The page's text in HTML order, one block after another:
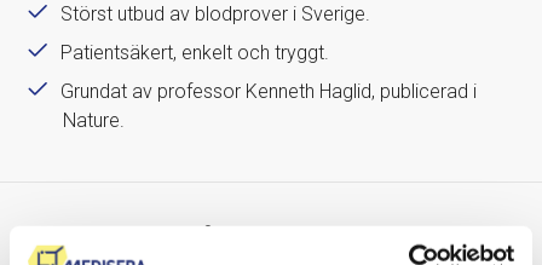
Störst utbud av blodprover i Sverige.
Patientsäkert, enkelt och tryggt.
Grundat av professor Kenneth Haglid, publicerad i
Nature.
Vi sätter våra kunders hälsa